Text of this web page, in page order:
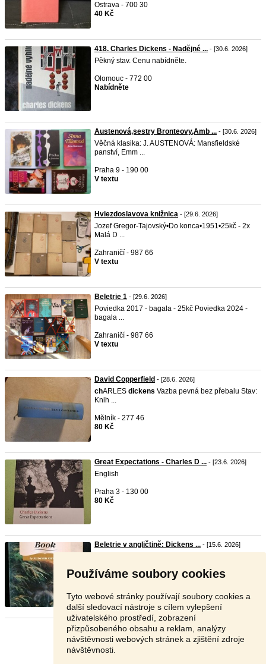
Používáme soubory cookies
Tyto webové stránky používají soubory cookies a
další sledovací nástroje s cílem vylepšení
uživatelského prostředí, zobrazení
přizpůsobeného obsahu a reklam, analýzy
návštěvnosti webových stránek a zjištění zdroje
návštěvnosti.
Ostrava - 700 30
40 Kč
418. Charles Dickens - Nadějné ... - [30.6. 2026]
Pěkný stav. Cenu nabídněte.
Olomouc - 772 00
Nabídněte
Austenová,sestry Bronteovy,Amb ... - [30.6. 2026]
Věčná klasika: J. AUSTENOVÁ: Mansfieldské
panství, Emm ...
Praha 9 - 190 00
V textu
Hviezdoslavova knižnica - [29.6. 2026]
Jozef Gregor-Tajovský•Do konca•1951•25kč - 2x
Malá D ...
Zahraničí - 987 66
V textu
Beletrie 1 - [29.6. 2026]
Poviedka 2017 - bagala - 25kč Poviedka 2024 -
bagala ...
Zahraničí - 987 66
V textu
David Copperfield - [28.6. 2026]
chARLES dickens Vazba pevná bez přebalu Stav:
Knih ...
Mělník - 277 46
80 Kč
Great Expectations - Charles D ... - [23.6. 2026]
English
Praha 3 - 130 00
80 Kč
Beletrie v angličtině: Dickens ... - [15.6. 2026]
V textu
Stránka: 1 2 Další